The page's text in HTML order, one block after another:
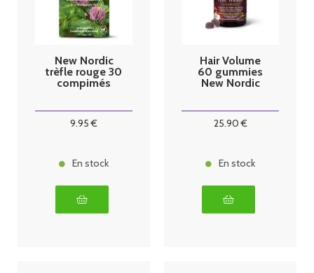
New Nordic
trèfle rouge 30
compimés
9.95 €
En stock
Hair Volume
60 gummies
New Nordic
25.90€
En stock